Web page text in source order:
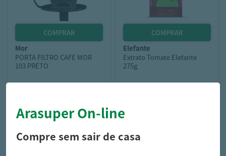
mor
PORTA FILTRO CAFE MOR
103 PRETO
R$ 14,99
elefante
Extrato Tomate Elefante
275g
Arasuper On-line
Compre sem sair de casa